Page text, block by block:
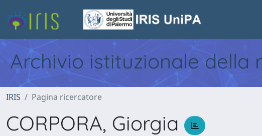
Archivio istituzionale della
IRIS Pagina ricercatore
CORPORA, Giorgia